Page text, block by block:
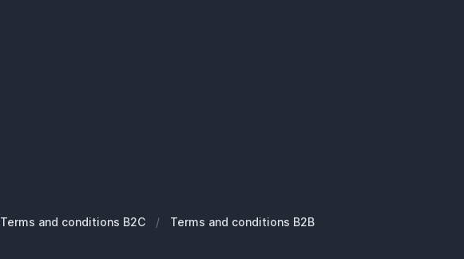
Terms and conditions B2C / Terms and conditions B2B